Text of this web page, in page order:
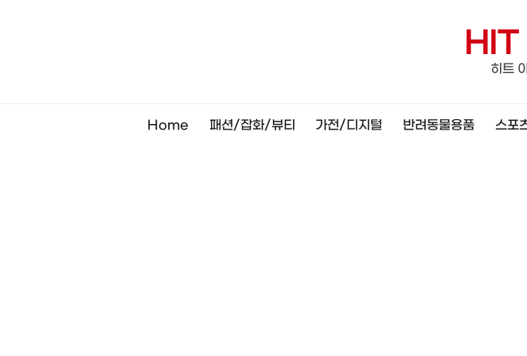
HIT
히트
Home 패션/잡화/뷰티 가전/디지털 반려동물용품 스포